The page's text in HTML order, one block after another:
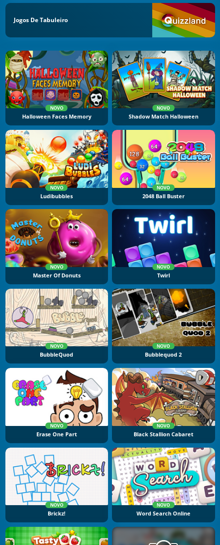
Jogos De Tabuleiro
NOVO
Halloween Faces Memory
NOVO
Shadow Match Halloween
NOVO
Ludibubbles
NOVO
2048 Ball Buster
NOVO
Master Of Donuts
NOVO
Twirl
NOVO
BubbleQuod
NOVO
Bubblequod 2
NOVO
Erase One Part
NOVO
Black Stallion Cabaret
NOVO
Brickz!
NOVO
Word Search Online